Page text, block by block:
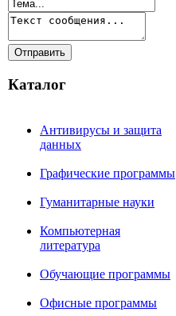
Каталог
Антивирусы и защита
данных
Графические программы
Гуманитарные науки
Компьютерная
литература
Обучающие программы
Офисные программы